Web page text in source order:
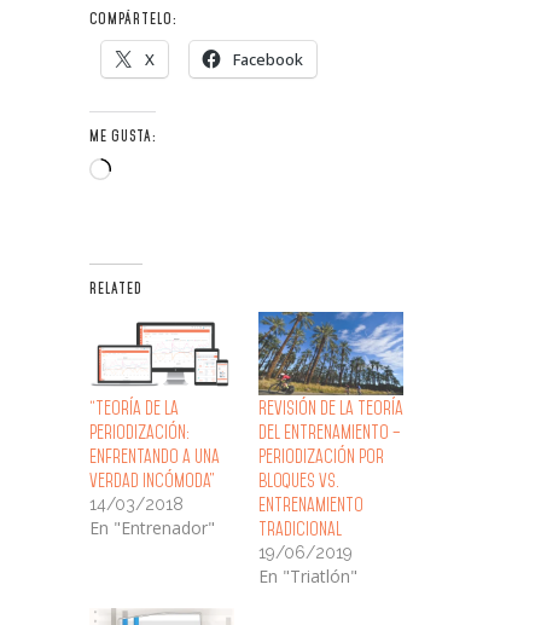
COMPÁRTELO:
X Facebook
ME GUSTA:
Loading…
RELATED
“Teoría de la
periodización:
Enfrentando a una
verdad incómoda”
14/03/2018
En "Entrenador"
Revisión de la Teoría
del Entrenamiento –
Periodización por
Bloques vs.
Entrenamiento
Tradicional
19/06/2019
En "Triatlón"